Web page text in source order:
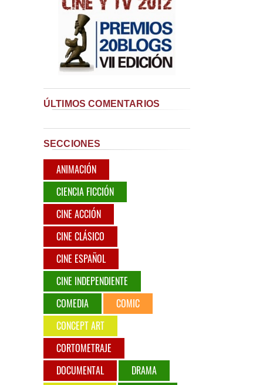
ÚLTIMOS COMENTARIOS
SECCIONES
ANIMACIÓN
CIENCIA FICCIÓN
CINE ACCIÓN
CINE CLÁSICO
CINE ESPAÑOL
CINE INDEPENDIENTE
COMEDIA
COMIC
CONCEPT ART
CORTOMETRAJE
DOCUMENTAL
DRAMA